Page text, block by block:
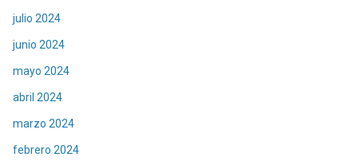
julio 2024
junio 2024
mayo 2024
abril 2024
marzo 2024
febrero 2024